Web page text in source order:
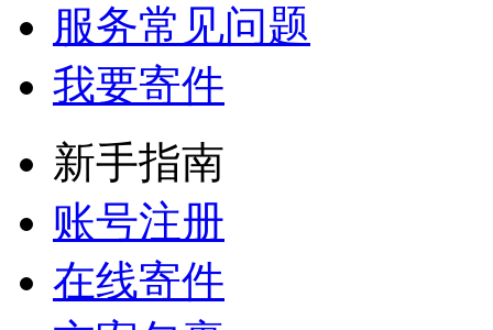
服务常见问题
我要寄件
新手指南
账号注册
在线寄件